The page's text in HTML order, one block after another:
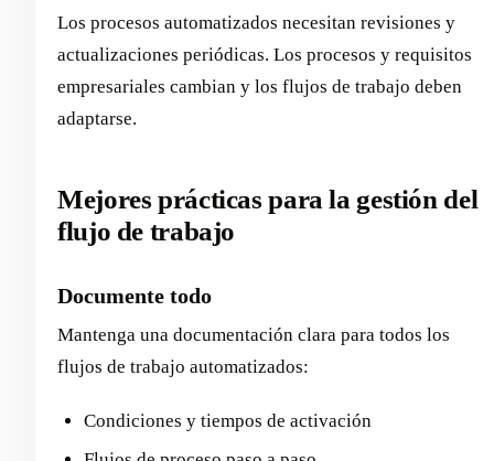
Los procesos automatizados necesitan revisiones y
actualizaciones periódicas. Los procesos y requisitos
empresariales cambian y los flujos de trabajo deben
adaptarse.
Mejores prácticas para la gestión del
flujo de trabajo
Documente todo
Mantenga una documentación clara para todos los
flujos de trabajo automatizados:
Condiciones y tiempos de activación